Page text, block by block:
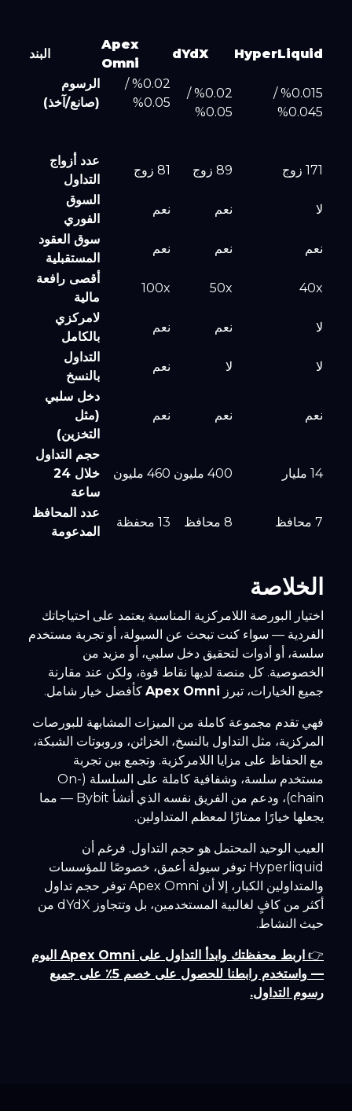
البند
Apex
Omni
dYdX
HyperLiquid
الرسوم
(صانع/آخذ)
%0.02 /
%0.02 /
%0.015 /
عدد أزواج
التداول
81 زوج 89 زوج
171 زوج
السوق
الفوري
نعم نعم
لا
سوق العقود
المستقبلية
نعم نعم
نعم
أقصى رافعة
مالية
100x 50x
40x
لامركزي
بالكامل
نعم نعم
لا
التداول
بالنسخ
نعم لا
لا
دخل سلبي
(مثل
التخزين)
نعم نعم نعم
حجم التداول
خلال 24
ساعة
460 مليون 400 مليون 14 مليار
عدد المحافظ
المدعومة
13 محفظة 8 محافظ 7 محافظ
الخلاصة
اختيار البورصة اللامركزية المناسبة يعتمد على احتياجاتك
الفردية — سواء كنت تبحث عن السيولة، أو تجربة مستخدم
سلسة، أو أدوات لتحقيق دخل سلبي، أو مزيد من
الخصوصية. كل منصة لديها نقاط قوة، ولكن عند مقارنة
جميع الخيارات، تبرز Apex Omni كأفضل خيار شامل.
فهي تقدم مجموعة كاملة من الميزات المشابهة للبورصات
المركزية، مثل التداول بالنسخ، الخزائن، وروبوتات الشبكة،
مع الحفاظ على مزايا اللامركزية. وتجمع بين تجربة
مستخدم سلسة، وشفافية كاملة على السلسلة (On-
chain)، ودعم من الفريق نفسه الذي أنشأ Bybit — مما
يجعلها خيارًا ممتازًا لمعظم المتداولين.
العيب الوحيد المحتمل هو حجم التداول. فرغم أن
Hyperliquid توفر سيولة أعمق، خصوصًا للمؤسسات
والمتداولين الكبار، إلا أن Apex Omni توفر حجم تداول
أكثر من كافٍ لغالبية المستخدمين، بل وتتجاوز dYdX من
حيث النشاط.
👉
اربط محفظتك وابدأ التداول على Apex Omni اليوم
— واستخدم رابطنا للحصول على خصم 5٪ على جميع
رسوم التداول.